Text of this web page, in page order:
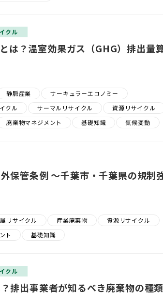
クル
は？温室効果ガス（GHG）排出量
静脈産業
サーキュラーエコノミー
クル
サーマルリサイクル
資源リサイクル
廃棄物マネジメント 基礎知識 気候変動
保管条例 ～千葉市・千葉県の規制
リサイクル 産業廃棄物
資源リサイクル
ト
基礎知識
クル
排出事業者が知るべき廃棄物の種